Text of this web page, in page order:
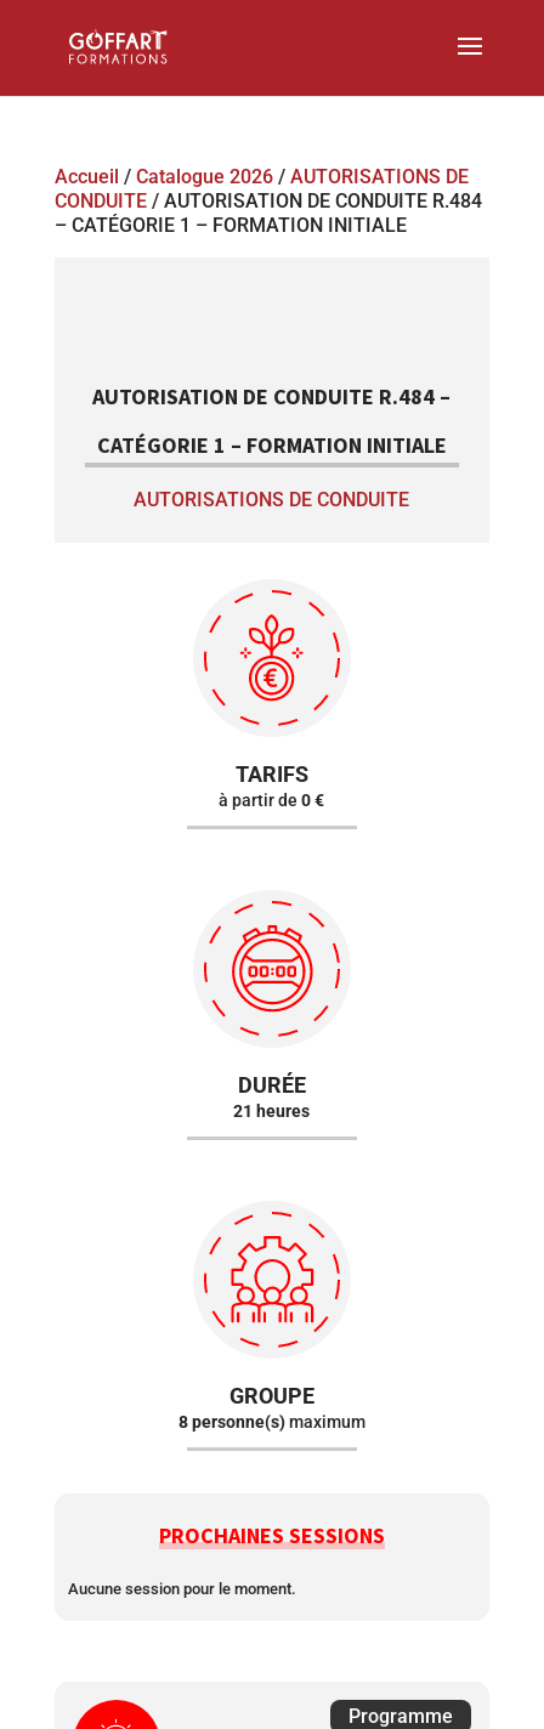
Accueil / Catalogue 2026/ AUTORISATIONS DE
CONDUITE/ AUTORISATION DE CONDUITE R.484
– CATÉGORIE 1 – FORMATION INITIALE
AUTORISATION DE CONDUITE R.484 –
CATÉGORIE 1 – FORMATION INITIALE
AUTORISATIONS DE CONDUITE
TARIFS
à partir de0 €
DURÉE
21 heures
GROUPE
8 personne(s)maximum
PROCHAINES SESSIONS
Aucune session pour le moment.
Programme